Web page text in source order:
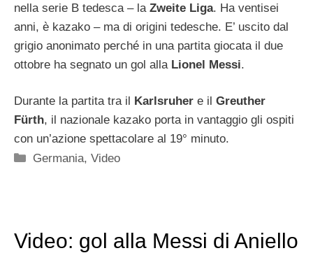
nella serie B tedesca – la Zweite Liga. Ha ventisei
anni, è kazako – ma di origini tedesche. E’ uscito dal
grigio anonimato perché in una partita giocata il due
ottobre ha segnato un gol alla Lionel Messi.
Durante la partita tra il Karlsruher e il Greuther
Fürth, il nazionale kazako porta in vantaggio gli ospiti
con un’azione spettacolare al 19° minuto.
Categorie
Germania,Video
Video: gol alla Messi di Aniello